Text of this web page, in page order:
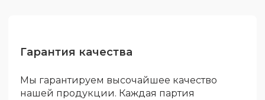
Гарантия качества
Мы гарантируем высочайшее качество
нашей продукции. Каждая партия